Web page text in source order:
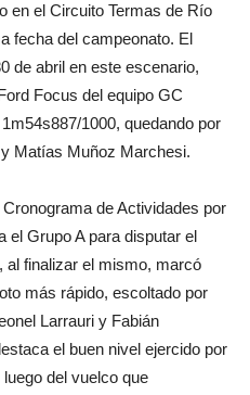
en el Circuito Termas de Río
fecha del campeonato. El
de abril en este escenario,
Focus del equipo GC
1000, quedando por
Matías Muñoz Marchesi.
de Actividades por
el Grupo A para disputar el
al finalizar el mismo, marcó
más rápido, escoltado por
Larrauri y Fabián
el buen nivel ejercido por
del vuelco que